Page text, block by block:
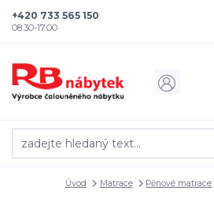
+420 733 565 150
08.30-17.00
Úvod Matrace Pěnové matrace